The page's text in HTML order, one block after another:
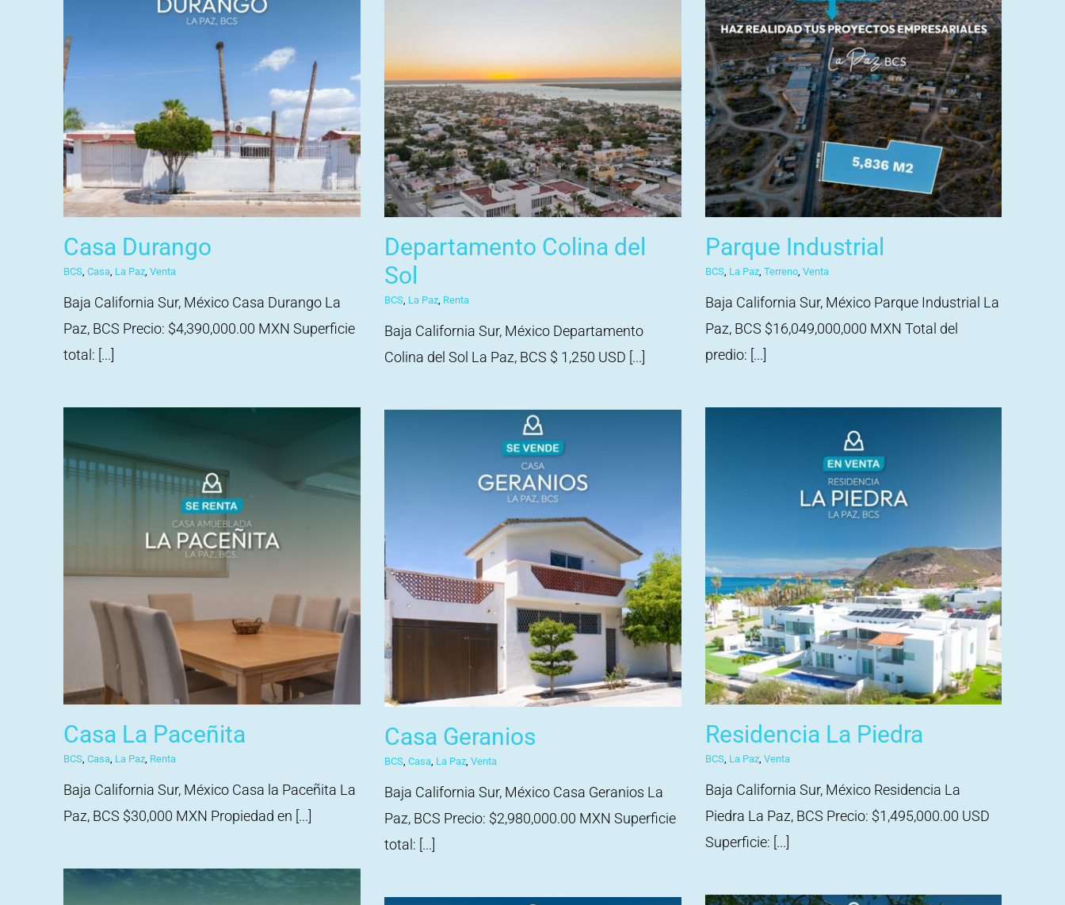
Casa Durango
BCS, Casa La Paz, Venta
Baja California Sur, México Casa Durango La
Paz, BCS Precio: $4,390,000.00 MXN Superficie
total: [...]
Departamento Colina
del Sol
Departamento Colina del
Sol
BCS, La Paz, Renta
Baja California Sur, México Departamento
Colina del Sol La Paz, BCS $ 1,250 USD [...]
Parque Industrial
BCS, La Paz, Terreno, Venta
Baja California Sur, México Parque Industrial La
Paz, BCS $16,049,000,000 MXN Total del
predio: [...]
Casa La Paceñita
BCS, Casa La Paz, Renta
Baja California Sur, México Casa la Paceñita La
Paz, BCS $30,000 MXN Propiedad en [...]
Residencia La Piedra
BCS, La Paz, Venta
Baja California Sur, México Residencia La
Piedra La Paz, BCS Precio: $1,495,000.00 USD
Superficie: [...]
Casa Geranios
BCS, Casa La Paz, Venta
Baja California Sur, México Casa Geranios La
Paz, BCS Precio: $2,980,000.00 MXN Superficie
total: [...]